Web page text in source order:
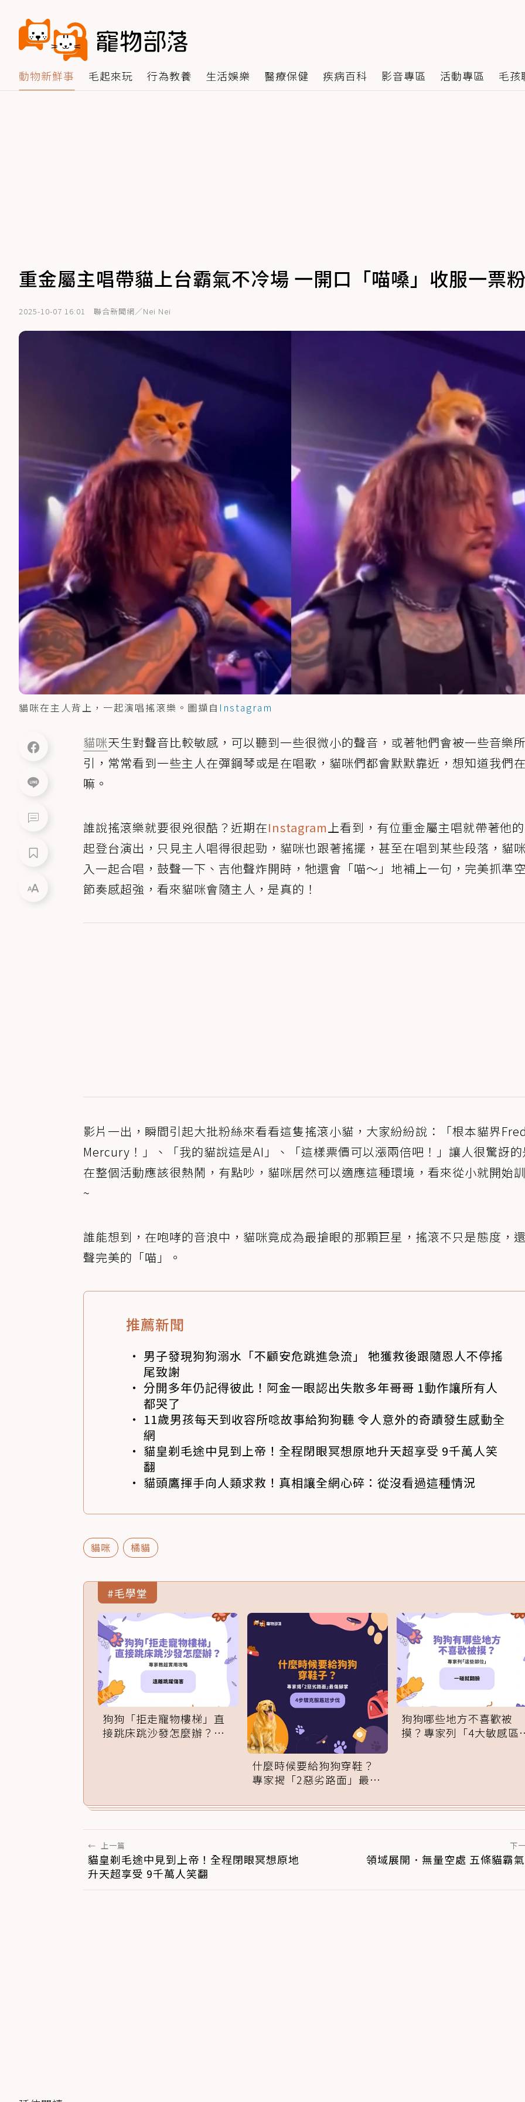
動物新鮮事 毛起來玩 行為教養 生活娛樂 醫療保健 疾病百科 影音專區 活動專區 毛孩
重金屬主唱帶貓上台霸氣不冷場 一開口「喵嗓」收服一票
2025-10-07 16:01 聯合新聞網／Nei Nei
貓咪在主人背上，一起演唱搖滾樂。圖擷自 Instagram
貓咪天生對聲音比較敏感，可以聽到一些很微小的聲音，或著牠們會被一些音樂
引，常常看到一些主人在彈鋼琴或是在唱歌，貓咪們都會默默靠近，想知道我們
嘛。
誰說搖滾樂就要很兇很酷？近期在Instagram上看到，有位重金屬主唱就帶著他
起登台演出，只見主人唱得很起勁，貓咪也跟著搖擺，甚至在唱到某些段落，貓
入一起合唱，鼓聲一下、吉他聲炸開時，牠還會「喵～」地補上一句，完美抓準空
節奏感超強，看來貓咪會隨主人，是真的！
影片一出，瞬間引起大批粉絲來看看這隻搖滾小貓，大家紛紛說：「根本貓界
Mercury！」、「我的貓說這是AI」、「這樣票價可以漲兩倍吧！」讓人很驚訝的
在整個活動應該很熱鬧，有點吵，貓咪居然可以適應這種環境，看來從小就開始
~
誰能想到，在咆哮的音浪中，貓咪竟成為最搶眼的那顆巨星，搖滾不只是態度，
聲完美的「喵」。
推薦新聞
男子發現狗狗溺水「不顧安危跳進急流」 牠獲救後跟隨恩人不停搖
尾致謝
分開多年仍記得彼此！阿金一眼認出失散多年哥哥 1動作讓所有人
都哭了
11歲男孩每天到收容所唸故事給狗狗聽 令人意外的奇蹟發生感動全
網
貓皇剃毛途中見到上帝！全程閉眼冥想原地升天超享受 9千萬人笑
翻
貓頭鷹揮手向人類求救！真相讓全網心碎：從沒看過這種情況
貓咪 橘貓
#毛學堂
狗狗「拒走寵物樓梯」直
接跳床跳沙發怎麼辦？專
什麼時候要給狗狗穿鞋？
專家揭「2惡劣路面」最傷
狗狗哪些地方不喜歡被
摸？專家列「4大敏感區
← 上一篇
貓皇剃毛途中見到上帝！全程閉眼冥想原地
升天超享受 9千萬人笑翻
下
領域展開．無量空處 五條貓霸